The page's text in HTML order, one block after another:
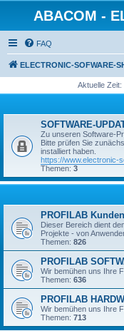
ABACOM -
FAQ
ELECTRONIC-SOFWARE-
Aktuelle
SOFTWARE-
Zu unseren Software-
Bitte prüfen Sie
installiert haben.
https://www.electronic-
Themen: 3
PROFILAB
Dieser Bereich dient
Projekte - von
Themen: 826
PROFILAB
Wir bemühen uns Ihre
Themen: 636
PROFILAB
Wir bemühen uns Ihre
Themen: 713